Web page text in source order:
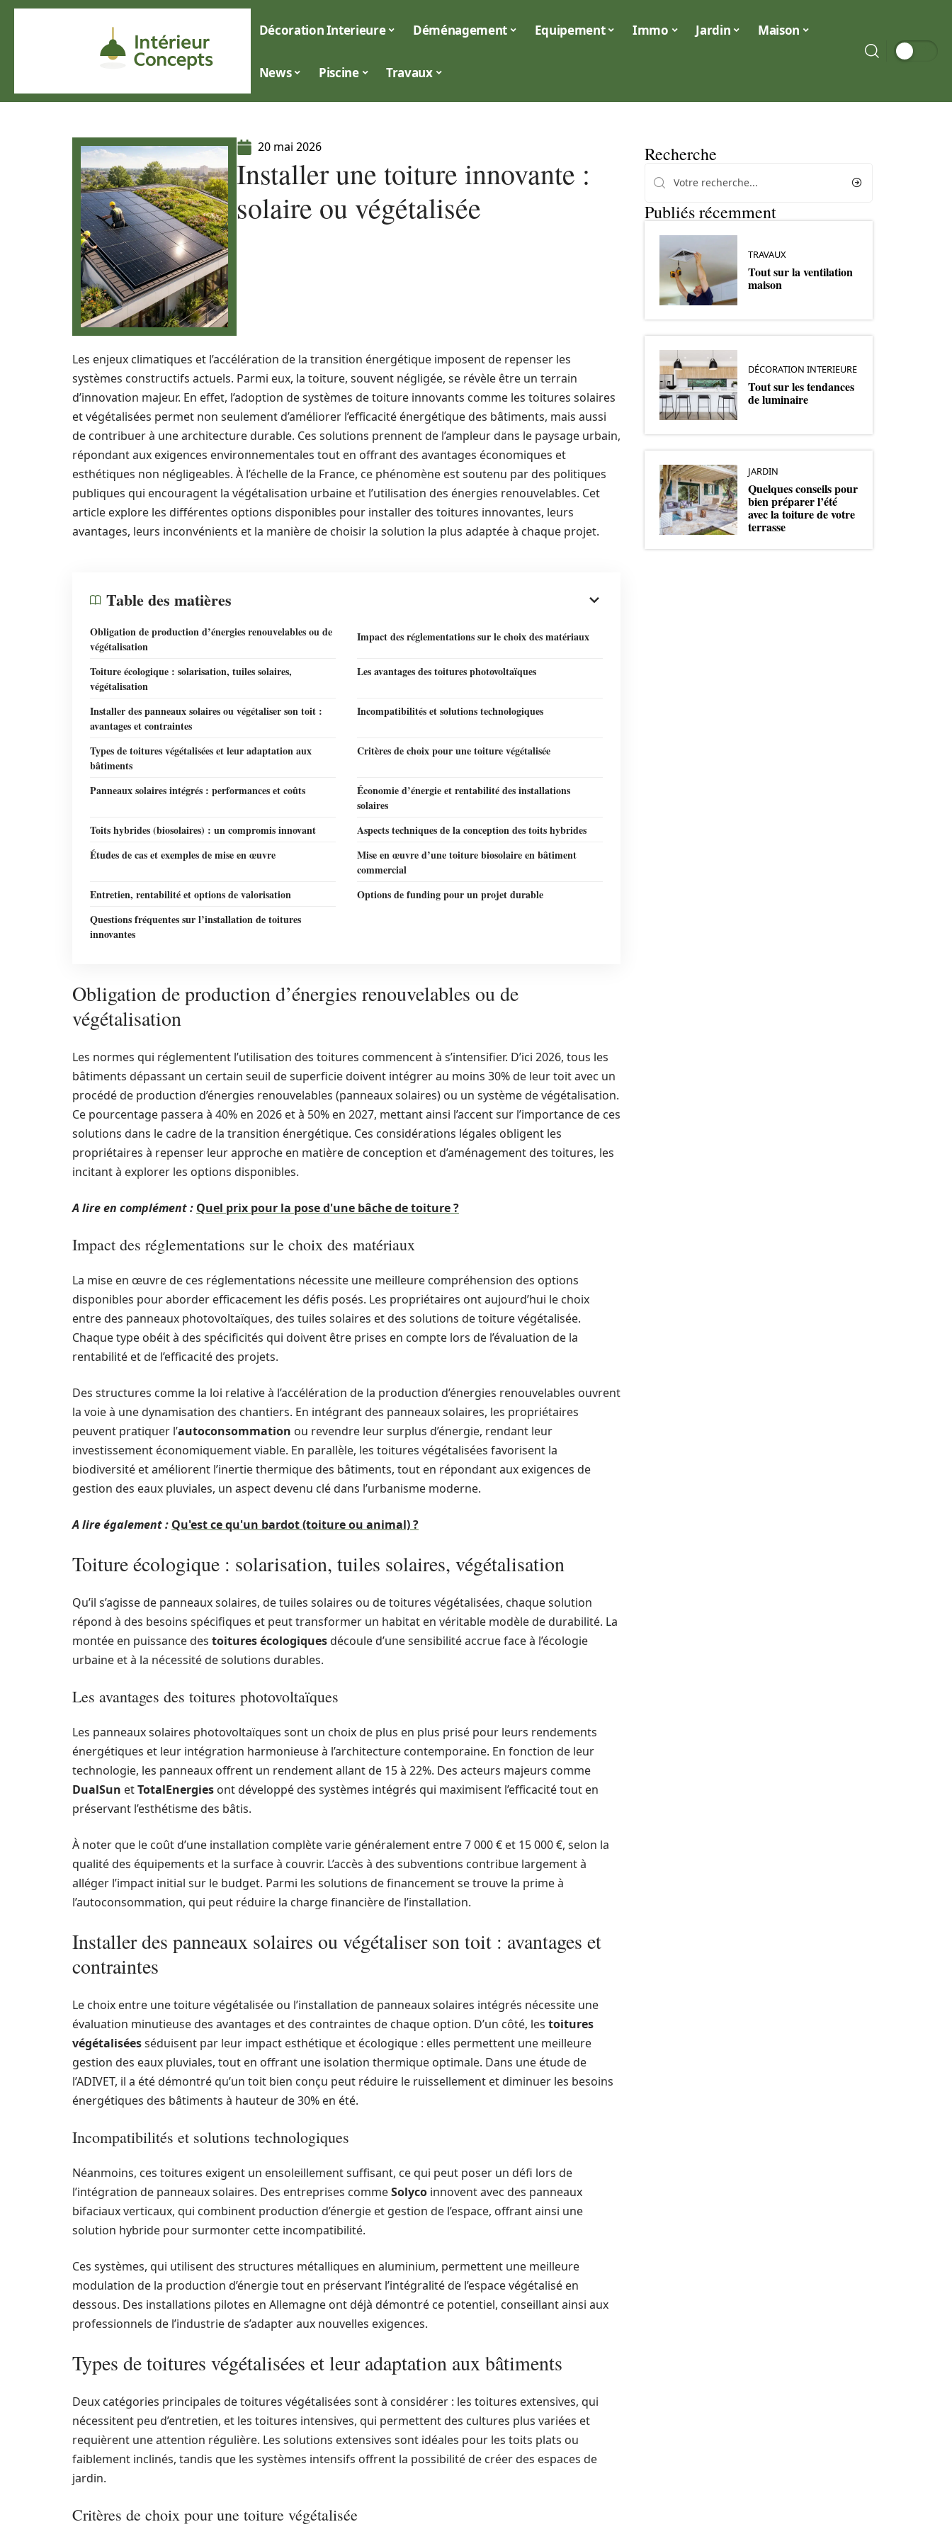
Décoration Interieure Déménagement Equipement Immo Jardin Maison
News Piscine Travaux
20 mai 2026
Installer une toiture innovante :
solaire ou végétalisée
Les enjeux climatiques et l’accélération de la transition énergétique imposent de repenser les
systèmes constructifs actuels. Parmi eux, la toiture, souvent négligée, se révèle être un terrain
d’innovation majeur. En effet, l’adoption de systèmes de toiture innovants comme les toitures solaires
et végétalisées permet non seulement d’améliorer l’efficacité énergétique des bâtiments, mais aussi
de contribuer à une architecture durable. Ces solutions prennent de l’ampleur dans le paysage urbain,
répondant aux exigences environnementales tout en offrant des avantages économiques et
esthétiques non négligeables. À l’échelle de la France, ce phénomène est soutenu par des politiques
publiques qui encouragent la végétalisation urbaine et l’utilisation des énergies renouvelables. Cet
article explore les différentes options disponibles pour installer des toitures innovantes, leurs
avantages, leurs inconvénients et la manière de choisir la solution la plus adaptée à chaque projet.
Table des matières
Obligation de production d’énergies renouvelables ou de
végétalisation
Impact des réglementations sur le choix des matériaux
Toiture écologique : solarisation, tuiles solaires,
végétalisation
Les avantages des toitures photovoltaïques
Installer des panneaux solaires ou végétaliser son toit :
avantages et contraintes
Incompatibilités et solutions technologiques
Types de toitures végétalisées et leur adaptation aux
bâtiments
Critères de choix pour une toiture végétalisée
Panneaux solaires intégrés : performances et coûts
Économie d’énergie et rentabilité des installations
solaires
Toits hybrides (biosolaires) : un compromis innovant
Aspects techniques de la conception des toits hybrides
Études de cas et exemples de mise en œuvre
Mise en œuvre d’une toiture biosolaire en bâtiment
commercial
Entretien, rentabilité et options de valorisation
Options de funding pour un projet durable
Questions fréquentes sur l’installation de toitures
innovantes
Obligation de production d’énergies renouvelables ou de
végétalisation
Les normes qui réglementent l’utilisation des toitures commencent à s’intensifier. D’ici 2026, tous les
bâtiments dépassant un certain seuil de superficie doivent intégrer au moins 30% de leur toit avec un
procédé de production d’énergies renouvelables (panneaux solaires) ou un système de végétalisation.
Ce pourcentage passera à 40% en 2026 et à 50% en 2027, mettant ainsi l’accent sur l’importance de ces
solutions dans le cadre de la transition énergétique. Ces considérations légales obligent les
propriétaires à repenser leur approche en matière de conception et d’aménagement des toitures, les
incitant à explorer les options disponibles.
A lire en complément : Quel prix pour la pose d'une bâche de toiture ?
Impact des réglementations sur le choix des matériaux
La mise en œuvre de ces réglementations nécessite une meilleure compréhension des options
disponibles pour aborder efficacement les défis posés. Les propriétaires ont aujourd’hui le choix
entre des panneaux photovoltaïques, des tuiles solaires et des solutions de toiture végétalisée.
Chaque type obéit à des spécificités qui doivent être prises en compte lors de l’évaluation de la
rentabilité et de l’efficacité des projets.
Des structures comme la loi relative à l’accélération de la production d’énergies renouvelables ouvrent
la voie à une dynamisation des chantiers. En intégrant des panneaux solaires, les propriétaires
peuvent pratiquer l’autoconsommation ou revendre leur surplus d’énergie, rendant leur
investissement économiquement viable. En parallèle, les toitures végétalisées favorisent la
biodiversité et améliorent l’inertie thermique des bâtiments, tout en répondant aux exigences de
gestion des eaux pluviales, un aspect devenu clé dans l’urbanisme moderne.
A lire également : Qu'est ce qu'un bardot (toiture ou animal) ?
Toiture écologique : solarisation, tuiles solaires, végétalisation
Qu’il s’agisse de panneaux solaires, de tuiles solaires ou de toitures végétalisées, chaque solution
répond à des besoins spécifiques et peut transformer un habitat en véritable modèle de durabilité. La
montée en puissance des toitures écologiquesdécoule d’une sensibilité accrue face à l’écologie
urbaine et à la nécessité de solutions durables.
Les avantages des toitures photovoltaïques
Les panneaux solaires photovoltaïques sont un choix de plus en plus prisé pour leurs rendements
énergétiques et leur intégration harmonieuse à l’architecture contemporaine. En fonction de leur
technologie, les panneaux offrent un rendement allant de 15 à 22%. Des acteurs majeurs comme
DualSun etTotalEnergies ont développé des systèmes intégrés qui maximisent l’efficacité tout en
préservant l’esthétisme des bâtis.
À noter que le coût d’une installation complète varie généralement entre 7 000 € et 15 000 €, selon la
qualité des équipements et la surface à couvrir. L’accès à des subventions contribue largement à
alléger l’impact initial sur le budget. Parmi les solutions de financement se trouve la prime à
l’autoconsommation, qui peut réduire la charge financière de l’installation.
Installer des panneaux solaires ou végétaliser son toit : avantages et
contraintes
Le choix entre une toiture végétalisée ou l’installation de panneaux solaires intégrés nécessite une
évaluation minutieuse des avantages et des contraintes de chaque option. D’un côté, les toitures
végétaliséesséduisent par leur impact esthétique et écologique : elles permettent une meilleure
gestion des eaux pluviales, tout en offrant une isolation thermique optimale. Dans une étude de
l’ADIVET, il a été démontré qu’un toit bien conçu peut réduire le ruissellement et diminuer les besoins
énergétiques des bâtiments à hauteur de 30% en été.
Incompatibilités et solutions technologiques
Néanmoins, ces toitures exigent un ensoleillement suffisant, ce qui peut poser un défi lors de
l’intégration de panneaux solaires. Des entreprises commeSolyco innovent avec des panneaux
bifaciaux verticaux, qui combinent production d’énergie et gestion de l’espace, offrant ainsi une
solution hybride pour surmonter cette incompatibilité.
Ces systèmes, qui utilisent des structures métalliques en aluminium, permettent une meilleure
modulation de la production d’énergie tout en préservant l’intégralité de l’espace végétalisé en
dessous. Des installations pilotes en Allemagne ont déjà démontré ce potentiel, conseillant ainsi aux
professionnels de l’industrie de s’adapter aux nouvelles exigences.
Types de toitures végétalisées et leur adaptation aux bâtiments
Deux catégories principales de toitures végétalisées sont à considérer : les toitures extensives, qui
nécessitent peu d’entretien, et les toitures intensives, qui permettent des cultures plus variées et
requièrent une attention régulière. Les solutions extensives sont idéales pour les toits plats ou
faiblement inclinés, tandis que les systèmes intensifs offrent la possibilité de créer des espaces de
jardin.
Critères de choix pour une toiture végétalisée
Recherche
Publiés récemment
TRAVAUX
Tout sur la ventilation
maison
DÉCORATION INTERIEURE
Tout sur les tendances
de luminaire
JARDIN
Quelques conseils pour
bien préparer l’été
avec la toiture de votre
terrasse